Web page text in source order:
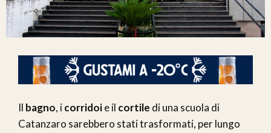
Il bagno, icorridoie il cortile di una scuola di
Catanzaro sarebbero stati trasformati, per lungo